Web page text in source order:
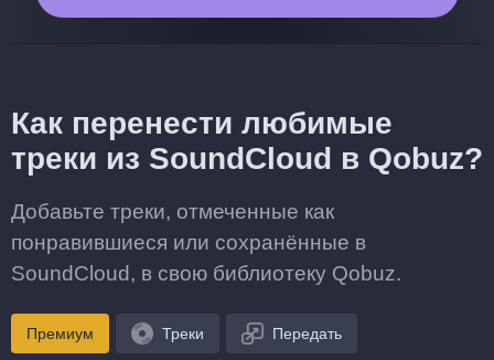
Как перенести любимые
треки из SoundCloud в Qobuz?
Добавьте треки, отмеченные как
понравившиеся или сохранённые в
SoundCloud, в свою библиотеку Qobuz.
Премиум Треки Передать